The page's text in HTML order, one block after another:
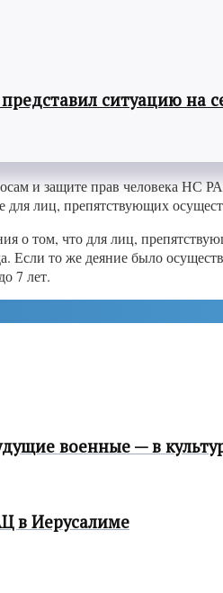
ситуацию на
и защите прав человека НС
для лиц, препятствующих
о том, что для лиц,
Если то же деяние было
7 лет.
военные — в
в Иерусалиме